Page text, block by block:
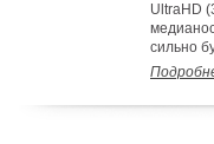
UltraHD
сильно